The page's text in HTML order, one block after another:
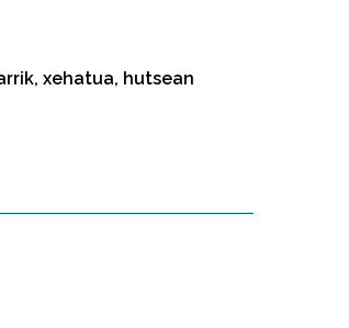
xehatua, hutsean